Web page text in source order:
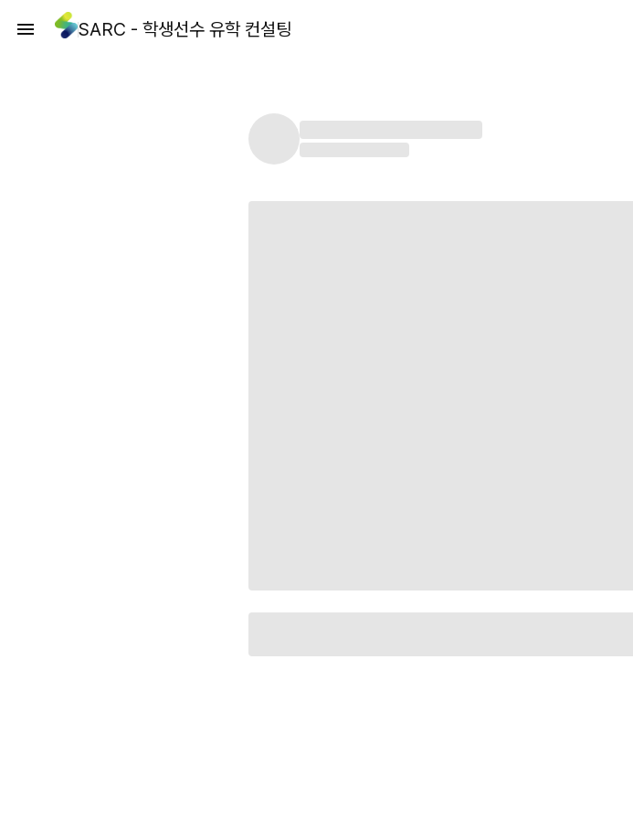
SARC - 학생선수 유학 컨설팅